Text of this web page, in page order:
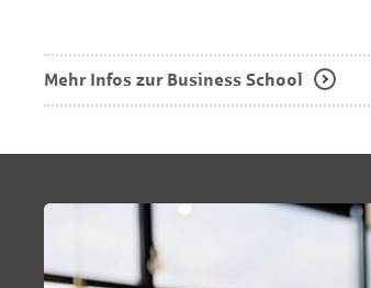
Mehr Infos zur Business School